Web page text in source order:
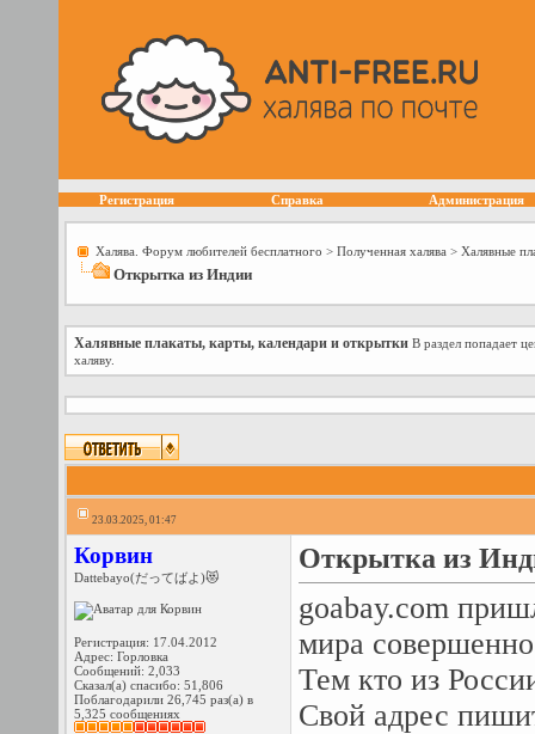
Регистрация Справка Администрация
Халява. Форум любителей бесплатного > Полученная халява > Халявные
Открытка из Индии
Халявные плакаты, карты, календари и открытки В раздел попадает
халяву.
23.03.2025, 01:47
Корвин
Dattebayo(だってばよ)😻
Регистрация: 17.04.2012
Адрес: Горловка
Сообщений: 2,033
Сказал(а) спасибо: 51,806
Поблагодарили 26,745 раз(а) в
5,325 сообщениях
Открытка из
goabay.com
мира
Тем кто из
Свой адрес